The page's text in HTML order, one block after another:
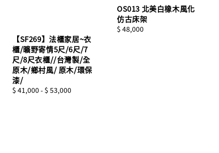
【SF269】法櫃家居~衣
櫃/曠野寄情5尺/6尺/7
尺/8尺衣櫃//台灣製/全
原木/鄉村風/ 原木/環保
漆/
Regular
$ 41,000 - $ 53,000
OS013 北美白橡木風化
仿古床架
Regular
$ 48,000